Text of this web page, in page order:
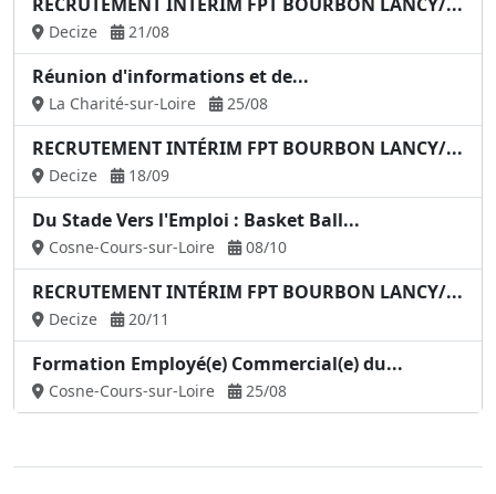
Decize 21/08
Réunion d'informations et de...
La Charité-sur-Loire 25/08
RECRUTEMENT INTÉRIM FPT BOURBON LANCY/...
Decize 18/09
Du Stade Vers l'Emploi : Basket Ball...
Cosne-Cours-sur-Loire 08/10
RECRUTEMENT INTÉRIM FPT BOURBON LANCY/...
Decize 20/11
Formation Employé(e) Commercial(e) du...
Cosne-Cours-sur-Loire 25/08